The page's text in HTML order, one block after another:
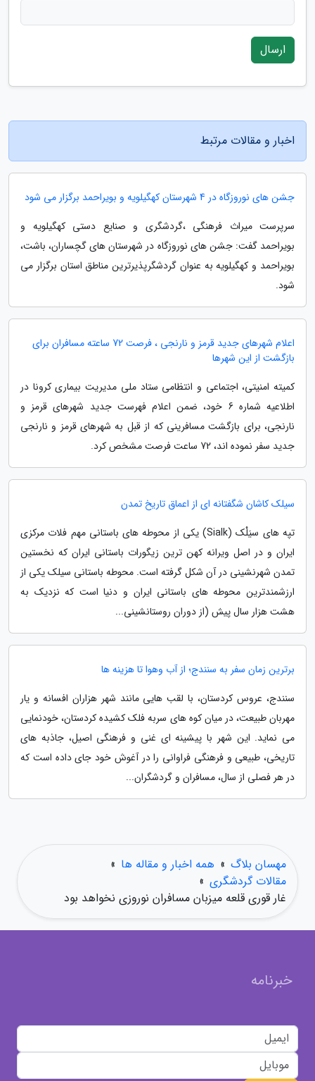
ارسال
اخبار و مقالات مرتبط
جشن های نوروزگاه در 4 شهرستان کهگیلویه و بویراحمد برگزار می شود
سرپرست میراث فرهنگی ،گردشگری و صنایع دستی کهگیلویه و
بویراحمد گفت: جشن های نوروزگاه در شهرستان های گچساران، باشت،
بویراحمد و کهگیلویه به عنوان گردشگرپذیرترین مناطق استان برگزار می
شود.
اعلام شهرهای جدید قرمز و نارنجی ، فرصت 72 ساعته مسافران برای
بازگشت از این شهرها
کمیته امنیتی، اجتماعی و انتظامی ستاد ملی مدیریت بیماری کرونا در
اطلاعیه شماره 6 خود، ضمن اعلام فهرست جدید شهرهای قرمز و
نارنجی، برای بازگشت مسافرینی که از قبل به شهرهای قرمز و نارنجی
جدید سفر نموده اند، 72 ساعت فرصت مشخص کرد.
سیلک کاشان شگفتانه ای از اعماق تاریخ تمدن
تپه های سیَلْک (Sialk) یکی از محوطه های باستانی مهم فلات مرکزی
ایران و در اصل ویرانه کهن ترین زیگورات باستانی ایران که نخستین
تمدن شهرنشینی در آن شکل گرفته است. محوطه باستانی سیلک یکی از
ارزشمندترین محوطه های باستانی ایران و دنیا است که نزدیک به
هشت هزار سال پیش (از دوران روستانشینی...
برترین زمان سفر به سنندج؛ از آب وهوا تا هزینه ها
سنندج، عروس کردستان، با لقب هایی مانند شهر هزاران افسانه و یار
مهربان طبیعت، در میان کوه های سربه فلک کشیده کردستان، خودنمایی
می نماید. این شهر با پیشینه ای غنی و فرهنگی اصیل، جاذبه های
تاریخی، طبیعی و فرهنگی فراوانی را در آغوش خود جای داده است که
در هر فصلی از سال، مسافران و گردشگران...
مهسان بلاگ » همه اخبار و مقاله ها »
مقالات گردشگری »
غار قوری قلعه میزبان مسافران نوروزی نخواهد بود
خبرنامه